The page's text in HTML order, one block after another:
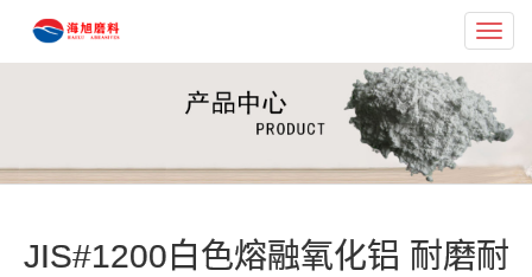
JIS#1200白色熔融氧化铝 耐磨耐